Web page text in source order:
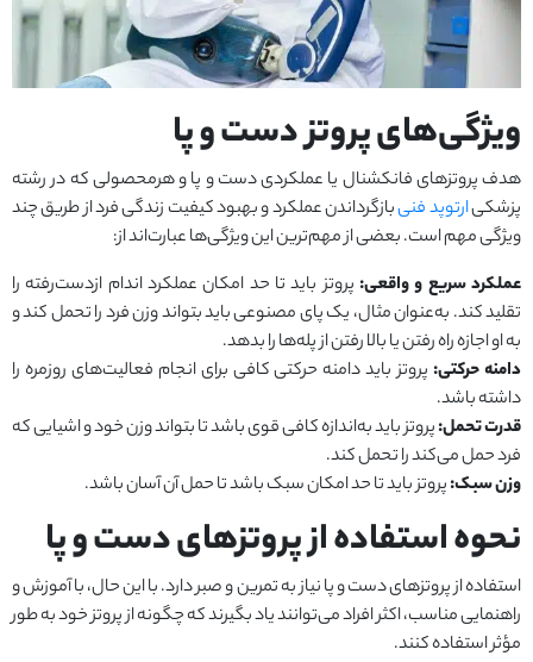
ویژگی‌های پروتز دست و پا
هدف پروتزهای فانکشنال یا عملکردی دست و پا و هرمحصولی که در رشته
پزشکیارتوپد فنیبازگرداندن عملکرد و بهبود کیفیت زندگی فرد از طریق چند
ویژگی مهم است. بعضی از مهم‌ترین این ویژگی‌ها عبارت‌اند از:
عملکرد سریع و واقعی: پروتز باید تا حد امکان عملکرد اندام ازدست‌رفته را
تقلید کند. به‌عنوان مثال، یک پای مصنوعی باید بتواند وزن فرد را تحمل کند و
به او اجازه راه رفتن یا بالا رفتن از پله‌ها را بدهد.
دامنه حرکتی: پروتز باید دامنه حرکتی کافی برای انجام فعالیت‌های روزمره را
داشته باشد.
قدرت تحمل:پروتز باید به‌اندازه کافی قوی باشد تا بتواند وزن خود و اشیایی که
فرد حمل می‌کند را تحمل کند.
وزن سبک:پروتز باید تا حد امکان سبک باشد تا حمل آن آسان باشد.
نحوه استفاده از پروتزهای دست و پا
استفاده از پروتزهای دست و پا نیاز به تمرین و صبر دارد. با این حال، با آموزش و
راهنمایی مناسب، اکثر افراد می‌توانند یاد بگیرند که چگونه از پروتز خود به طور
مؤثر استفاده کنند.